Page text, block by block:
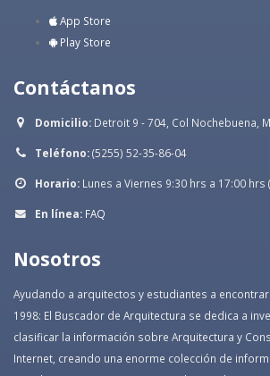
App Store
Play Store
Contáctanos
Domicilio: Detroit 9 - 704, Col Nochebuena,
Teléfono:(5255) 52-35-86-04
Horario: Lunes a Viernes 9:30 hrs a 17:00 hrs
En línea: FAQ
Nosotros
Ayudando a arquitectos y estudiantes a
1998: El Buscador de Arquitectura se dedica a
clasificar la información sobre Arquitectura y
Internet, creando una enorme colección de